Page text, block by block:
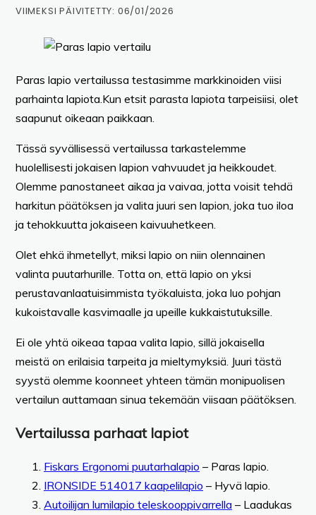
VIIMEKSI PÄIVITETTY: 06/01/2026
Paras lapio vertailussa testasimme markkinoiden viisi
parhainta lapiota.Kun etsit parasta lapiota tarpeisiisi, olet
saapunut oikeaan paikkaan.
Tässä syvällisessä vertailussa tarkastelemme
huolellisesti jokaisen lapion vahvuudet ja heikkoudet.
Olemme panostaneet aikaa ja vaivaa, jotta voisit tehdä
harkitun päätöksen ja valita juuri sen lapion, joka tuo iloa
ja tehokkuutta jokaiseen kaivuuhetkeen.
Olet ehkä ihmetellyt, miksi lapio on niin olennainen
valinta puutarhurille. Totta on, että lapio on yksi
perustavanlaatuisimmista työkaluista, joka luo pohjan
kukoistavalle kasvimaalle ja upeille kukkaistutuksille.
Ei ole yhtä oikeaa tapaa valita lapio, sillä jokaisella
meistä on erilaisia tarpeita ja mieltymyksiä. Juuri tästä
syystä olemme koonneet yhteen tämän monipuolisen
vertailun auttamaan sinua tekemään viisaan päätöksen.
Vertailussa parhaat lapiot
Fiskars Ergonomi puutarhalapio – Paras lapio.
IRONSIDE 514017 kaapelilapio – Hyvä lapio.
Autoilijan lumilapio teleskooppivarrella – Laadukas